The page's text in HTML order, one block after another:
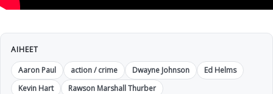
AIHEET
Aaron Paul
action / crime Dwayne Johnson
Ed Helms
Kevin Hart
Rawson Marshall Thurber